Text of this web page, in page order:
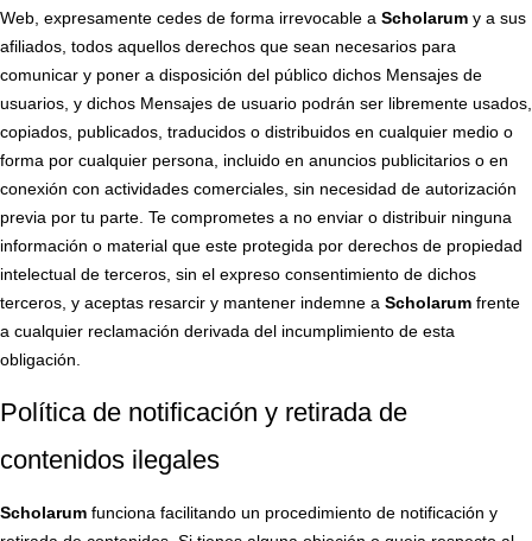
Web, expresamente cedes de forma irrevocable a Scholarum y a sus
afiliados, todos aquellos derechos que sean necesarios para
comunicar y poner a disposición del público dichos Mensajes de
usuarios, y dichos Mensajes de usuario podrán ser libremente usados,
copiados, publicados, traducidos o distribuidos en cualquier medio o
forma por cualquier persona, incluido en anuncios publicitarios o en
conexión con actividades comerciales, sin necesidad de autorización
previa por tu parte. Te comprometes a no enviar o distribuir ninguna
información o material que este protegida por derechos de propiedad
intelectual de terceros, sin el expreso consentimiento de dichos
terceros, y aceptas resarcir y mantener indemne a Scholarum frente
a cualquier reclamación derivada del incumplimiento de esta
obligación.
Política de notificación y retirada de
contenidos ilegales
Scholarum funciona facilitando un procedimiento de notificación y